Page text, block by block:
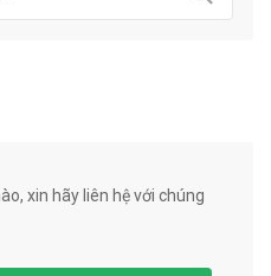
xin hãy liên hệ với chúng